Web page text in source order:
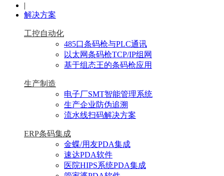
|
解决方案
工控自动化
485口条码枪与PLC通讯
以太网条码枪TCP/IP组网
基于组态王的条码枪应用
生产制造
电子厂SMT智能管理系统
生产企业防伪追溯
流水线扫码解决方案
ERP条码集成
金蝶/用友PDA集成
速达PDA软件
医院HIPS系统PDA集成